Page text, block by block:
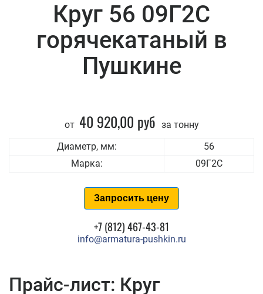
Круг 56 09Г2С
горячекатаный в
Пушкине
от 40 920,00 руб за тонну
Диаметр, мм:
56
Марка:
09Г2С
Запросить цену
+7 (812) 467-43-81
info@armatura-pushkin.ru
Прайс-лист: Круг